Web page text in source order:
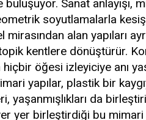
buluşuyor. Sanat anlayışı,
soyutlamalarla
alan yapıları
kentlere dönüştürür.
hiçbir öğesi izleyiciye anı
yapılar, plastik bir
yaşanmışlıkları da
yer yer birleştirdiği bu